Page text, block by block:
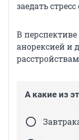
заедать
В
анорексией и
А какие из